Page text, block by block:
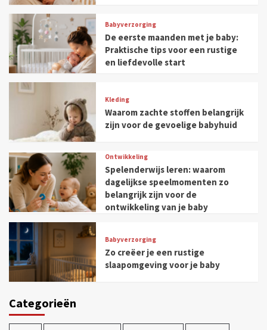
Babyverzorging
De eerste maanden met je baby:
Praktische tips voor een rustige
en liefdevolle start
Kleding
Waarom zachte stoffen belangrijk
zijn voor de gevoelige babyhuid
Ontwikkeling
Spelenderwijs leren: waarom
dagelijkse speelmomenten zo
belangrijk zijn voor de
ontwikkeling van je baby
Babyverzorging
Zo creëer je een rustige
slaapomgeving voor je baby
Categorieën